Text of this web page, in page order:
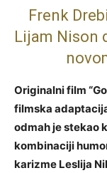
Frenk
Lijam Nison
Originalni film
filmska
odmah je stekao
kombinaciji
karizme Leslija